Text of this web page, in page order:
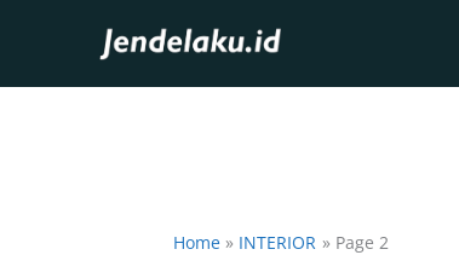
content
Home INTERIOR Page 2